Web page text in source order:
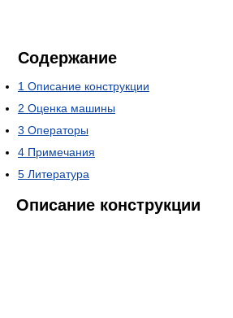
Содержание
1 Описание конструкции
2 Оценка машины
3 Операторы
4 Примечания
5 Литература
Описание конструкции